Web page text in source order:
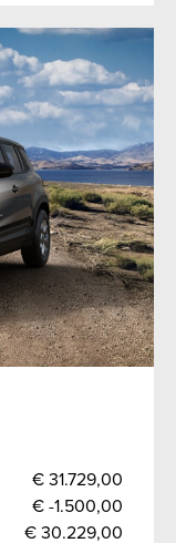
€ 31.729,00
€ -1.500,00
€ 30.229,00